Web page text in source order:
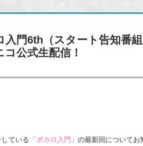
門6th（スタート告知番組
公式生配信！
ている
「ボカロ入門」 の最新回についてお